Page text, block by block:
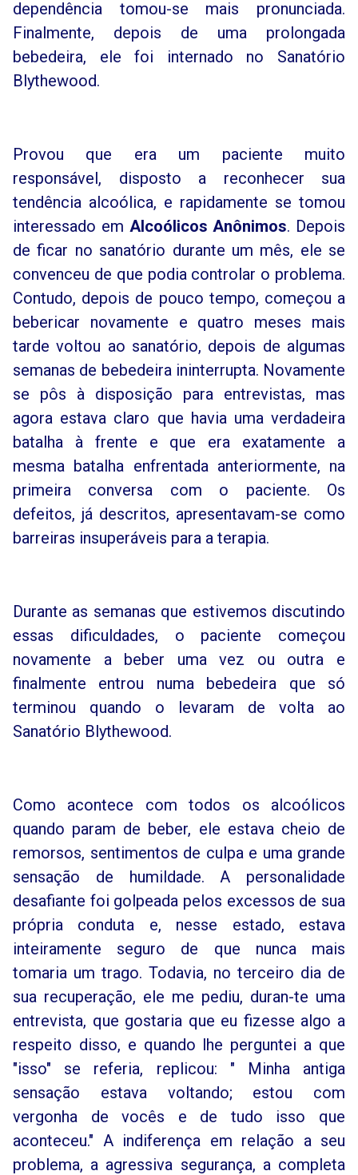
dependência tomou-se mais pronunciada.
Finalmente, depois de uma prolongada
bebedeira, ele foi internado no Sanatório
Blythewood.
Provou que era um paciente muito
responsável, disposto a reconhecer sua
tendência alcoólica, e rapidamente se tomou
interessado em Alcoólicos Anônimos. Depois
de ficar no sanatório durante um mês, ele se
convenceu de que podia controlar o problema.
Contudo, depois de pouco tempo, começou a
bebericar novamente e quatro meses mais
tarde voltou ao sanatório, depois de algumas
semanas de bebedeira ininterrupta. Novamente
se pôs à disposição para entrevistas, mas
agora estava claro que havia uma verdadeira
batalha à frente e que era exatamente a
mesma batalha enfrentada anteriormente, na
primeira conversa com o paciente. Os
defeitos, já descritos, apresentavam-se como
barreiras insuperáveis para a terapia.
Durante as semanas que estivemos discutindo
essas dificuldades, o paciente começou
novamente a beber uma vez ou outra e
finalmente entrou numa bebedeira que só
terminou quando o levaram de volta ao
Sanatório Blythewood.
Como acontece com todos os alcoólicos
quando param de beber, ele estava cheio de
remorsos, sentimentos de culpa e uma grande
sensação de humildade. A personalidade
desafiante foi golpeada pelos excessos de sua
própria conduta e, nesse estado, estava
inteiramente seguro de que nunca mais
tomaria um trago. Todavia, no terceiro dia de
sua recuperação, ele me pediu, duran-te uma
entrevista, que gostaria que eu fizesse algo a
respeito disso, e quando lhe perguntei a que
"isso" se referia, replicou: " Minha antiga
sensação estava voltando; estou com
vergonha de vocês e de tudo isso que
aconteceu." A indiferença em relação a seu
problema, a agressiva segurança, a completa